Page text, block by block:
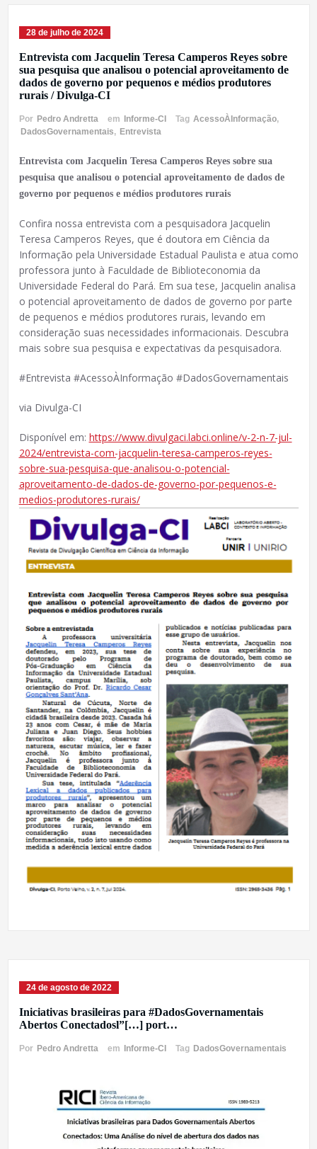
28 de julho de 2024
Entrevista com Jacquelin Teresa Camperos Reyes sobre
sua pesquisa que analisou o potencial aproveitamento de
dados de governo por pequenos e médios produtores
rurais / Divulga-CI
Por Pedro Andretta em Informe-CI Tag AcessoÀInformação,
DadosGovernamentais, Entrevista
Entrevista com Jacquelin Teresa Camperos Reyes sobre sua
pesquisa que analisou o potencial aproveitamento de dados de
governo por pequenos e médios produtores rurais
Confira nossa entrevista com a pesquisadora Jacquelin
Teresa Camperos Reyes, que é doutora em Ciência da
Informação pela Universidade Estadual Paulista e atua como
professora junto à Faculdade de Biblioteconomia da
Universidade Federal do Pará. Em sua tese, Jacquelin analisa
o potencial aproveitamento de dados de governo por parte
de pequenos e médios produtores rurais, levando em
consideração suas necessidades informacionais. Descubra
mais sobre sua pesquisa e expectativas da pesquisadora.
#Entrevista #AcessoÀInformação #DadosGovernamentais
via Divulga-CI
Disponível em: https://www.divulgaci.labci.online/v-2-n-7-jul-
2024/entrevista-com-jacquelin-teresa-camperos-reyes-
sobre-sua-pesquisa-que-analisou-o-potencial-
aproveitamento-de-dados-de-governo-por-pequenos-e-
medios-produtores-rurais/
24 de agosto de 2022
Iniciativas brasileiras para #DadosGovernamentais
Abertos Conectadosl”[…] port…
Por Pedro Andretta em Informe-CI Tag DadosGovernamentais